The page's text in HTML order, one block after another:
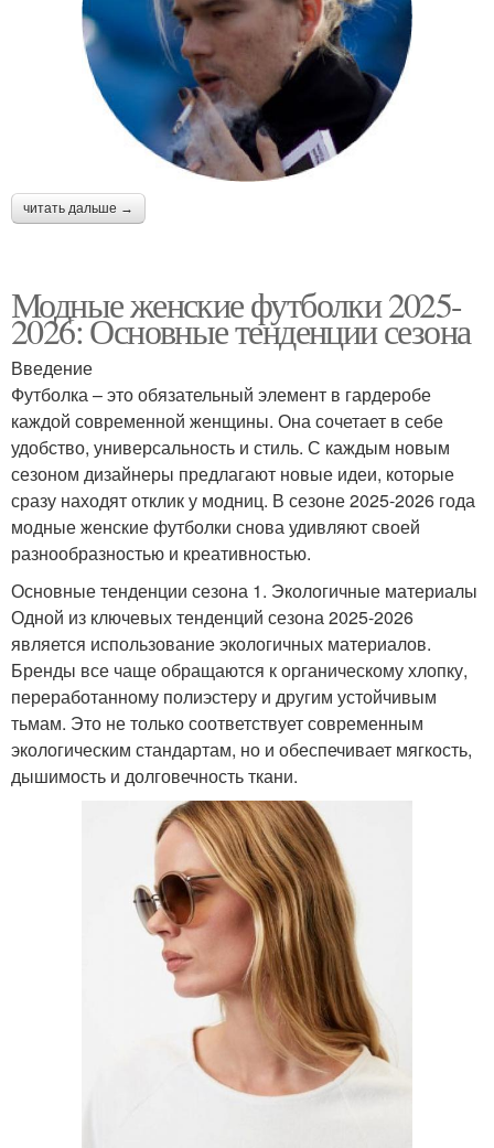
читать дальше →
Модные женские футболки 2025-
2026: Основные тенденции сезона
Введение
Футболка – это обязательный элемент в гардеробе
каждой современной женщины. Она сочетает в себе
удобство, универсальность и стиль. С каждым новым
сезоном дизайнеры предлагают новые идеи, которые
сразу находят отклик у модниц. В сезоне 2025-2026 года
модные женские футболки снова удивляют своей
разнообразностью и креативностью.
Основные тенденции сезона 1. Экологичные материалы
Одной из ключевых тенденций сезона 2025-2026
является использование экологичных материалов.
Бренды все чаще обращаются к органическому хлопку,
переработанному полиэстеру и другим устойчивым
тьмам. Это не только соответствует современным
экологическим стандартам, но и обеспечивает мягкость,
дышимость и долговечность ткани.